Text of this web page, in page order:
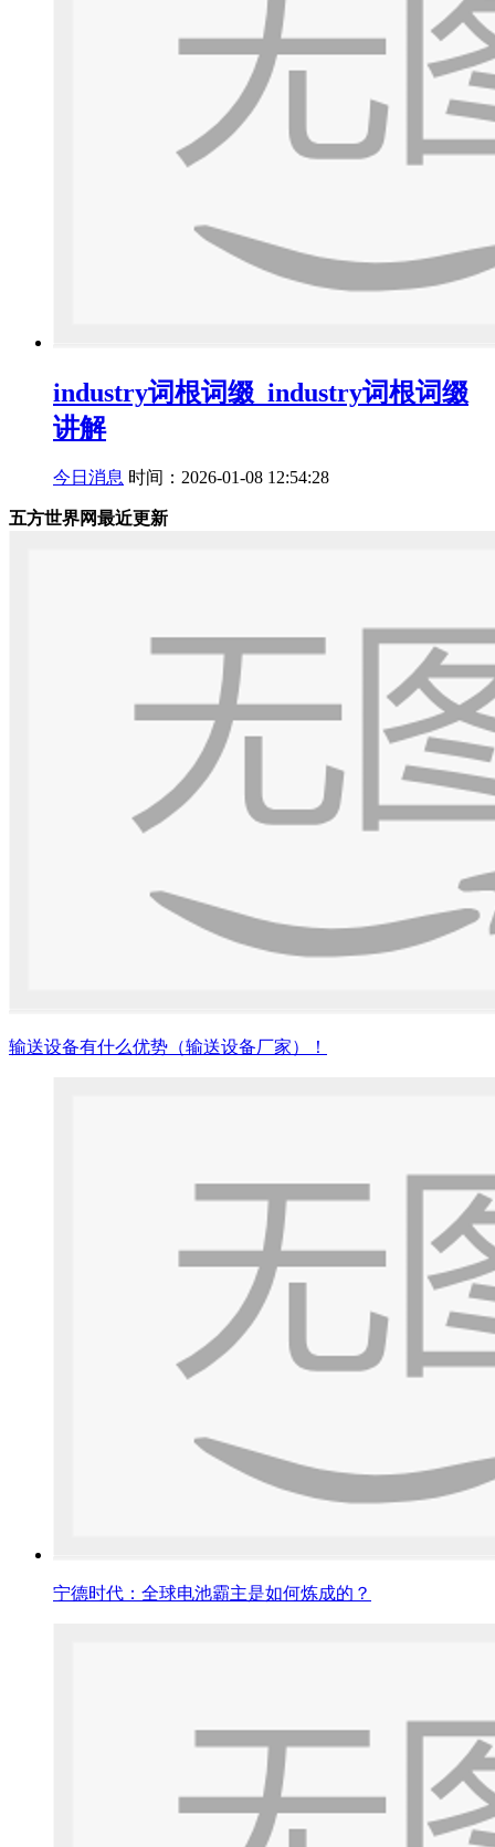
industry词根词缀_industry词根词缀
讲解
今日消息 时间：2026-01-08 12:54:28
五方世界网最近更新
输送设备有什么优势（输送设备厂家）！
宁德时代：全球电池霸主是如何炼成的？